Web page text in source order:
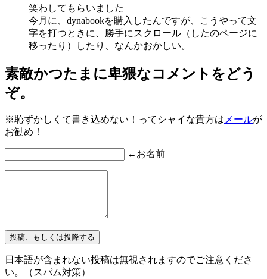
笑わしてもらいました
今月に、dynabookを購入したんですが、こうやって文
字を打つときに、勝手にスクロール（したのページに
移ったり）したり、なんかおかしい。
素敵かつたまに卑猥なコメントをどう
ぞ。
※恥ずかしくて書き込めない！ってシャイな貴方はメールが
お勧め！
←お名前
日本語が含まれない投稿は無視されますのでご注意くださ
い。（スパム対策）